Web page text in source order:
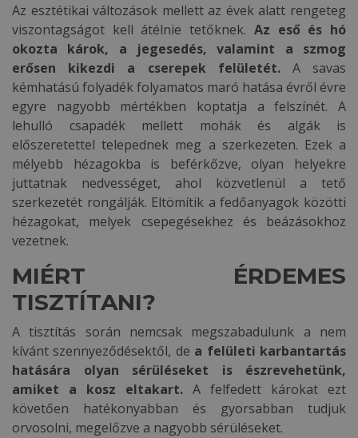
Az esztétikai változások mellett az évek alatt rengeteg
viszontagságot kell átélnie tetőknek. Az eső és hó
okozta károk, a jegesedés, valamint a szmog
erősen kikezdi a cserepek felületét.A savas
kémhatású folyadék folyamatos maró hatása évről évre
egyre nagyobb mértékben koptatja a felszínét. A
lehulló csapadék mellett mohák és algák is
előszeretettel telepednek meg a szerkezeten. Ezek a
mélyebb hézagokba is beférkőzve, olyan helyekre
juttatnak nedvességet, ahol közvetlenül a tető
szerkezetét rongálják. Eltömítik a fedőanyagok közötti
hézagokat, melyek csepegésekhez és beázásokhoz
vezetnek.
MIÉRT ÉRDEMES
TISZTÍTANI?
A tisztítás során nemcsak megszabadulunk a nem
kívánt szennyeződésektől, de a felületi karbantartás
hatására olyan sérüléseket is észrevehetünk,
amiket a kosz eltakart. A felfedett károkat ezt
követően hatékonyabban és gyorsabban tudjuk
orvosolni, megelőzve a nagyobb sérüléseket.